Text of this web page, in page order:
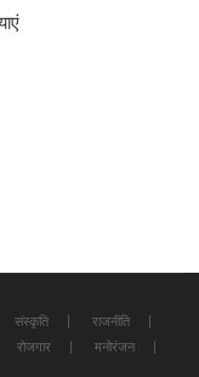
संस्कृति
राजनीति
रोजगार
मनोरंजन